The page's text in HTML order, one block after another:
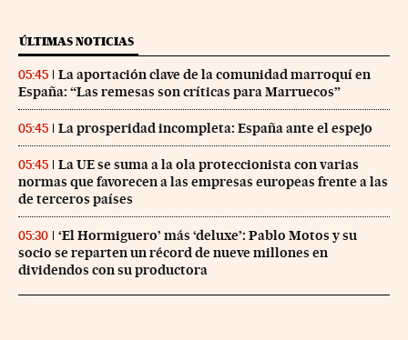
ÚLTIMAS NOTICIAS
05:45
La aportación clave de la comunidad marroquí en
España: “Las remesas son críticas para Marruecos”
05:45 La prosperidad incompleta: España ante el espejo
05:45
La UE se suma a la ola proteccionista con varias
normas que favorecen a las empresas europeas frente a las
de terceros países
05:30
‘El Hormiguero’ más ‘deluxe’: Pablo Motos y su
socio se reparten un récord de nueve millones en
dividendos con su productora